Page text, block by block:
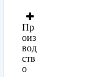
Пр
оиз
вод
ств
о